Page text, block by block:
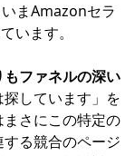
まAmazonセラ
います。
ファネルの深い
しています」を
さにこの特定の
る競合のページ